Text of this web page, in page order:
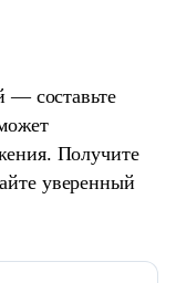
— составьте
Получите
уверенный